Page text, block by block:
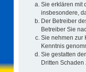
Sie erklären mit
insbesondere,
Der Betreiber
Betreiber Sie
Sie nehmen zur
Kenntnis
Sie gestatten
Dritten Schaden